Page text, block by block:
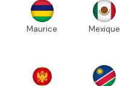
Maurice Mexique